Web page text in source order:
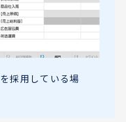
採用している場